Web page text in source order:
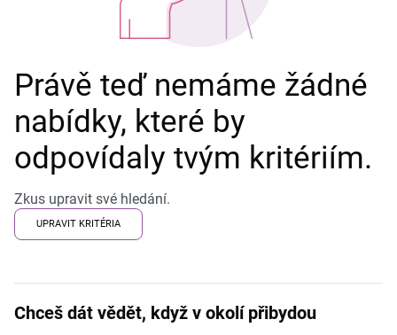
Právě teď nemáme žádné
nabídky, které by
odpovídaly tvým kritériím.
Zkus upravit své hledání.
UPRAVIT KRITÉRIA
Chceš dát vědět, když v okolí přibydou